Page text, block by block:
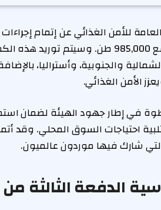
للأمن الغذائي عن إتمام
(2026م)، بواقع 985,000 طن.
والجنوبية، وأستراليا،
الأمن الغذائي.
في إطار جهود الهيئة لضمان
احتياجات السوق المحلي. وقد
شارك فيها موردون عالميون.
الدفعة الثالثة